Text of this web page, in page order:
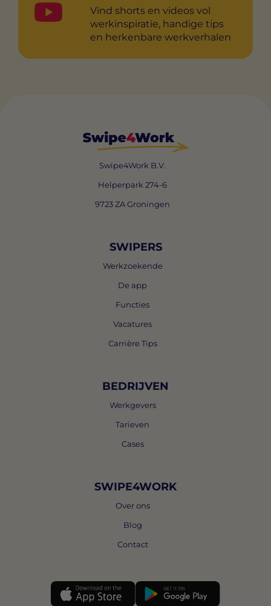
Vind shorts en videos vol
werkinspiratie, handige tips
en herkenbare werkverhalen
Swipe4Work B.V.
Helperpark 274-6
9723 ZA Groningen
SWIPERS
Werkzoekende
De app
Functies
Vacatures
Carrière Tips
BEDRIJVEN
Werkgevers
Tarieven
Cases
SWIPE4WORK
Over ons
Blog
Contact